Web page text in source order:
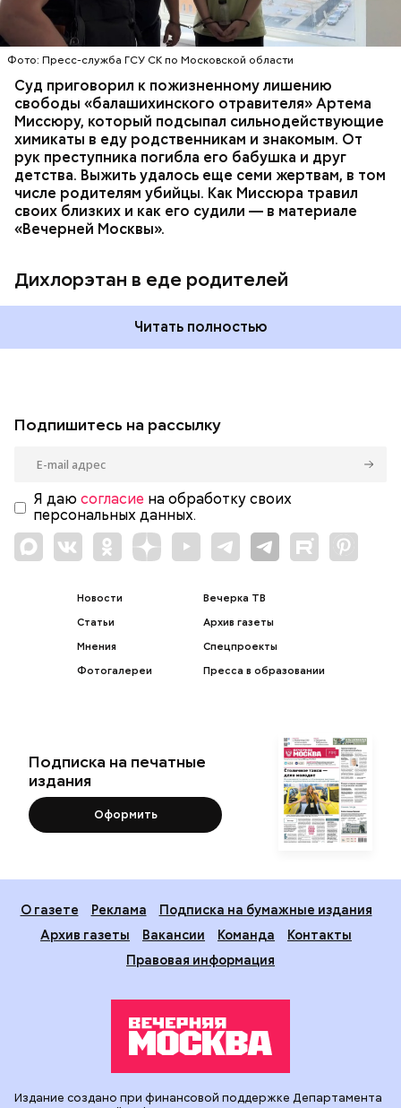
Фото: Пресс-служба ГСУ СК по Московской области
Суд приговорил к пожизненному лишению
свободы «балашихинского отравителя» Артема
Миссюру, который подсыпал сильнодействующие
химикаты в еду родственникам и знакомым. От
рук преступника погибла его бабушка и друг
детства. Выжить удалось еще семи жертвам, в том
числе родителям убийцы. Как Миссюра травил
своих близких и как его судили — в материале
«Вечерней Москвы».
Дихлорэтан в еде родителей
химикат дихлорэтан, который не мог попасть в
организм супругов случайно. То же самое вещество
нашли в еде, изъятой из квартиры пострадавших.
Читать полностью
СЛЕДСТВЕННЫЙ КОМИТЕТ
ЭКСПЕРТИЗЫ
Подпишитесь на рассылку
Я даю согласие на обработку своих
персональных данных.
Новости
Статьи
Мнения
Фотогалереи
Вечерка ТВ
Архив газеты
Спецпроекты
Пресса в образовании
Подписка на печатные
издания
Оформить
О газете Реклама
Подписка на бумажные издания
Архив газеты
Вакансии Команда
Контакты
Правовая информация
Издание создано при финансовой поддержке Департамента